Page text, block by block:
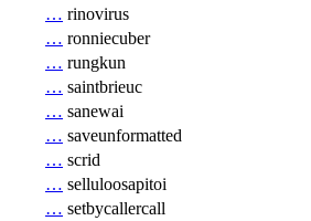
… rinovirus
… ronniecuber
… rungkun
… saintbrieuc
… sanewai
… saveunformatted
… scrid
… selluloosapitoi
… setbycallercall